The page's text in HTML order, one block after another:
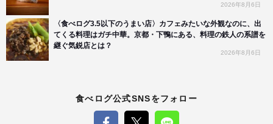
2026年8月6日
〈食べログ3.5以下のうまい店〉カフェみたいな外観なのに、出
てくる料理はガチ中華。京都・下鴨にある、料理の鉄人の系譜を
継ぐ気鋭店とは？
2026年8月6日
食べログ公式SNSをフォロー